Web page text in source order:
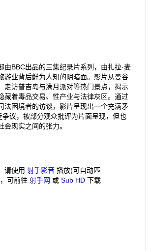
由BBC出品的三集纪录片系列，由扎拉·麦
游业背后鲜为人知的阴暗面。影片从曼谷
走访普吉岛与满月派对等热门景点，揭示
藏着毒品交易、性产业与法律灰区。通过
法困境者的访谈，影片呈现出一个充满矛
争议，被部分观众批评为片面呈现，但也
现实之间的张力。
请使用 射手影音 播放(可自动匹
可前往 射手网 或 Sub HD 下载